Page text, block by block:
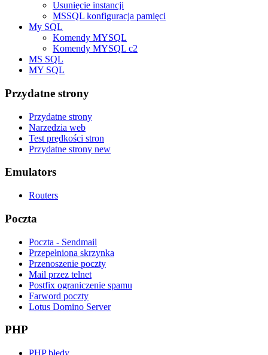
Usunięcie instancji
MSSQL konfiguracja pamięci
My SQL
Komendy MYSQL
Komendy MYSQL c2
MS SQL
MY SQL
Przydatne strony
Przydatne strony
Narzedzia web
Test prędkości stron
Przydatne strony new
Emulators
Routers
Poczta
Poczta - Sendmail
Przepełniona skrzynka
Przenoszenie poczty
Mail przez telnet
Postfix ograniczenie spamu
Farword poczty
Lotus Domino Server
PHP
PHP błędy